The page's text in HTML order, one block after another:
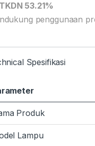
53.21%
penggunaan
Spesifikasi
Produk
Lampu